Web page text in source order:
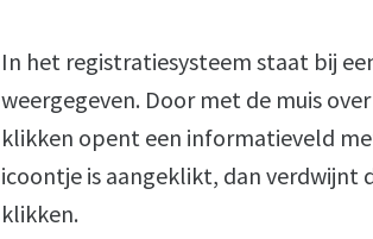
In het registratiesysteem staat bij
weergegeven. Door met de muis
klikken opent een informatieveld
icoontje is aangeklikt, dan verdwijnt
klikken.